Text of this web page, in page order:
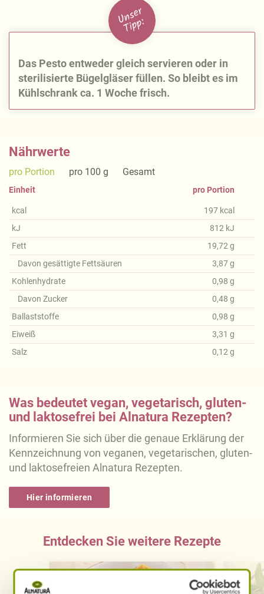
U
n
s
e
r
Ti
p
p:
Das Pesto entweder gleich servieren oder in
sterilisierte Bügelgläser füllen. So bleibt es im
Kühlschrank ca. 1 Woche frisch.
Nährwerte
pro Portion pro 100 g Gesamt
Einheit
kcal
kJ
Fett
Davon gesättigte Fettsäuren
Kohlenhydrate
Davon Zucker
Ballaststoffe
Eiweiß
Salz
pro Portion
197 kcal
812 kJ
19,72 g
3,87g
0,98 g
0,48 g
0,98 g
3,31 g
0,12 g
Was bedeutet vegan, vegetarisch, gluten-
und laktosefrei bei Alnatura Rezepten?
Informieren Sie sich über die genaue Erklärung der
Kennzeichnung von veganen, vegetarischen, gluten-
und laktosefreien Alnatura Rezepten.
Hier informieren
Entdecken Sie weitere Rezepte